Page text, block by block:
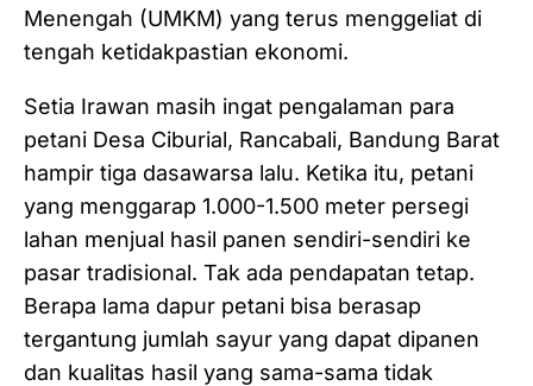
Menengah (UMKM) yang terus menggeliat di
tengah ketidakpastian ekonomi.
Setia Irawan masih ingat pengalaman para
petani Desa Ciburial, Rancabali, Bandung Barat
hampir tiga dasawarsa lalu. Ketika itu, petani
yang menggarap 1.000-1.500 meter persegi
lahan menjual hasil panen sendiri-sendiri ke
pasar tradisional. Tak ada pendapatan tetap.
Berapa lama dapur petani bisa berasap
tergantung jumlah sayur yang dapat dipanen
dan kualitas hasil yang sama-sama tidak